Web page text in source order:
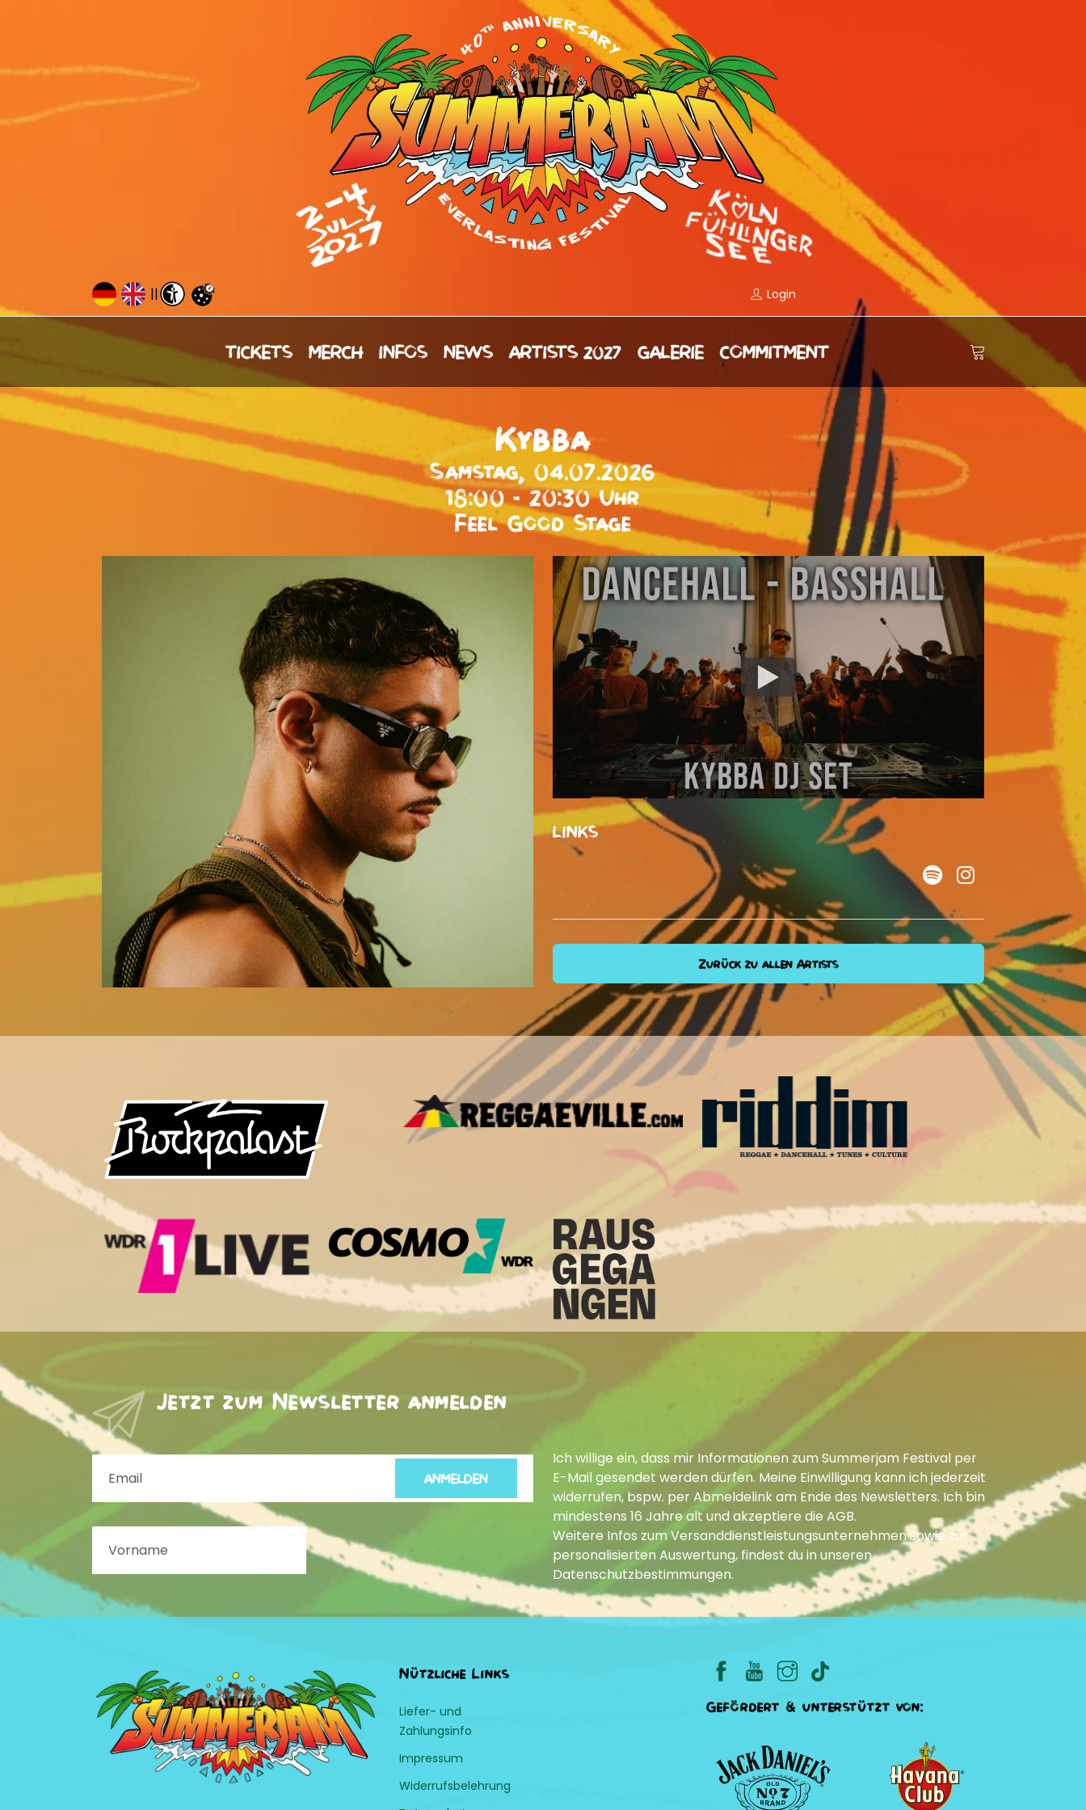
|| Login
TICKETS MERCH INFOS NEWS ARTISTS 2027 GALERIE COMMITMENT
Kybba
Samstag, 04.07.2026
18:00 - 20:30 Uhr
Feel Good Stage
LINKS
Zurück zu allen Artists
Jetzt zum Newsletter anmelden
ANMELDEN
Ich willige ein, dass mir Informationen zum Summerjam Festival per
E-Mail gesendet werden dürfen. Meine Einwilligung kann ich jederzeit
widerrufen, bspw. per Abmeldelink am Ende des Newsletters. Ich bin
mindestens 16 Jahre alt und akzeptiere die AGB.
Weitere Infos zum Versanddienstleistungsunternehmen sowie zur
personalisierten Auswertung, findest du in unseren
Datenschutzbestimmungen.
Nützliche Links
Liefer- und
Zahlungsinfo
Impressum
Widerrufsbelehrung
Gefördert & unterstützt von: